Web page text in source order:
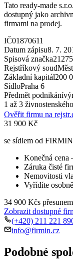
Tato ready-made
dostupný jako
firmami na prodej.
IČ01870611
Datum zápisu8. 7.
Spisová značka
Rejstříkový soud
Základní kapitál200
SídloPraha 6
Předmět podnikání
1 až 3
Ověřit firmu na
31 900 Kč
se sídlem od FIRMIN
Konečná
Záruka čisté
Nemovitosti
Vyřídíte
34 900 Kčs
Zobrazit dostupné
(+420) 211 221
info@firmin.cz
Podobné